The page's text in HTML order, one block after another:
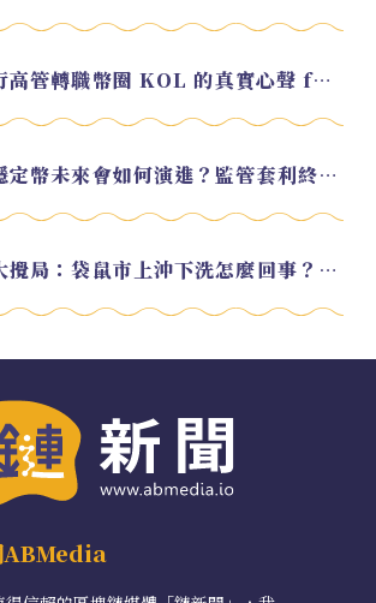
EP.219 從銀行高管轉職幣圈 KOL 的真實心聲 feat.龜大
EP.217 美元穩定幣未來會如何演進？監管套利終將收斂？feat. 研究員 余哲安
EP.213 川普大攪局：袋鼠市上沖下洗怎麼回事？feat. Alvin
ABMedia